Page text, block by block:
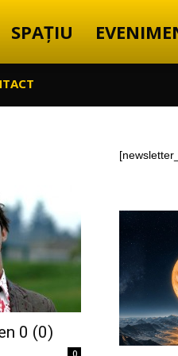
SPAȚIU
0 (0)
0